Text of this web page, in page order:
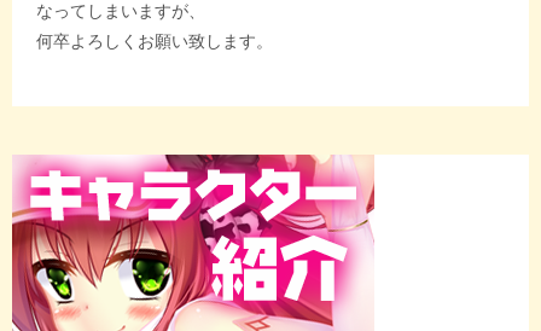
なってしまいますが、
何卒よろしくお願い致します。